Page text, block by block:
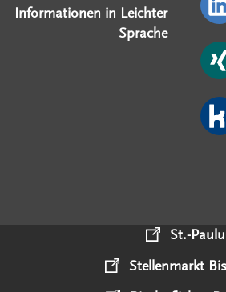
Informationen in Leichter
Sprache
St.-
Stellenmarkt